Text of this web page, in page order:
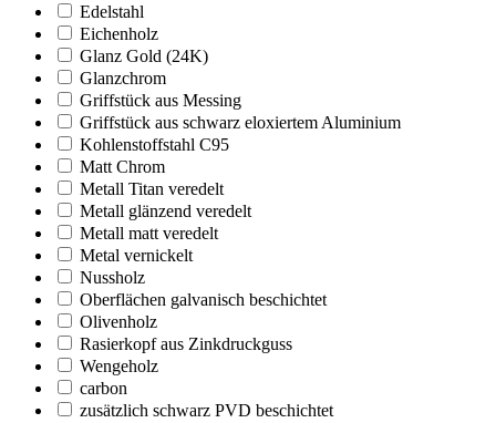
Edelstahl
Eichenholz
Glanz Gold (24K)
Glanzchrom
Griffstück aus Messing
Griffstück aus schwarz eloxiertem Aluminium
Kohlenstoffstahl C95
Matt Chrom
Metall Titan veredelt
Metall glänzend veredelt
Metall matt veredelt
Metal vernickelt
Nussholz
Oberflächen galvanisch beschichtet
Olivenholz
Rasierkopf aus Zinkdruckguss
Wengeholz
carbon
zusätzlich schwarz PVD beschichtet